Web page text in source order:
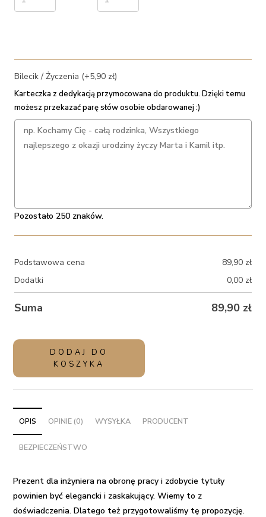
Bilecik / Życzenia (+5,90 zł)
Karteczka z dedykacją przymocowana do produktu. Dzięki temu
możesz przekazać parę słów osobie obdarowanej :)
Pozostało 250 znaków.
Podstawowa cena 89,90 zł
Dodatki
0,00 zł
Suma 89,90 zł
ilość
kula
helem
konfetti
w
prezent
dla
Inżyniera
DODAJ DO
KOSZYKA
OPIS OPINIE (0) WYSYŁKA PRODUCENT
BEZPIECZEŃSTWO
Prezent dla inżyniera na obronę pracy i zdobycie tytuły
powinien być elegancki i zaskakujący. Wiemy to z
doświadczenia. Dlatego też przygotowaliśmy tę propozycję.